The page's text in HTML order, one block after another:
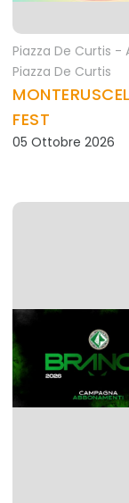
Piazza De Curtis -
Piazza De Curtis
FEST
05 Ottobre 2026